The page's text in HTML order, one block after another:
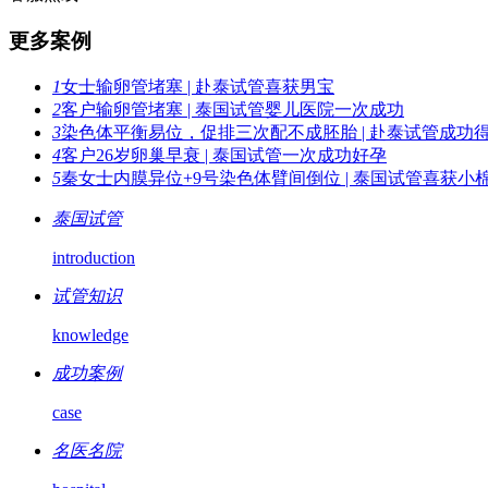
更多案例
1女士输卵管堵塞 | 赴泰试管喜获男宝
2客户输卵管堵塞 | 泰国试管婴儿医院一次成功
3染色体平衡易位，促排三次配不成胚胎 | 赴泰试管成功
4客户26岁卵巢早衰 | 泰国试管一次成功好孕
5秦女士内膜异位+9号染色体臂间倒位 | 泰国试管喜获小
泰国试管
introduction
试管知识
knowledge
成功案例
case
名医名院